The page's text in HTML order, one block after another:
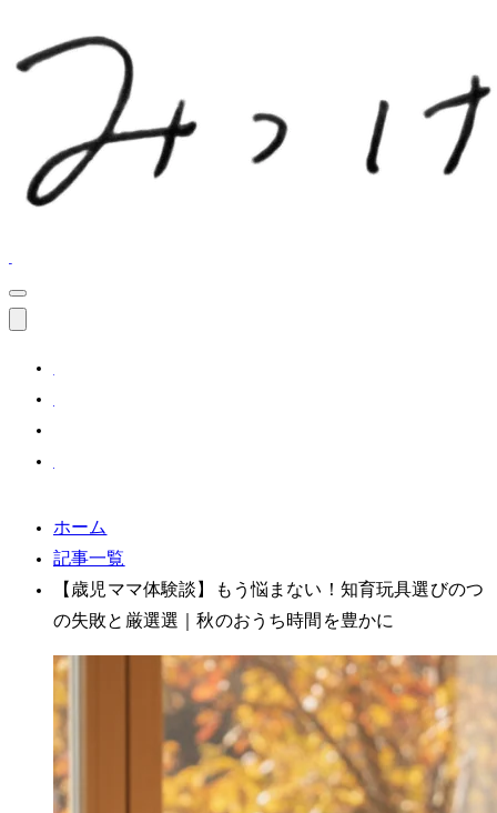
ホーム
記事一覧
【3歳児ママ体験談】もう悩まない！知育玩具選びの3つ
の失敗と厳選7選｜秋のおうち時間を豊かに